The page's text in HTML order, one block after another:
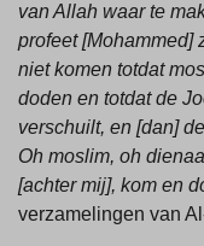
van Allah waar te
profeet [Mohammed]
niet komen totdat
doden en totdat de
verschuilt, en [dan]
Oh moslim, oh
[achter mij], kom en
verzamelingen van